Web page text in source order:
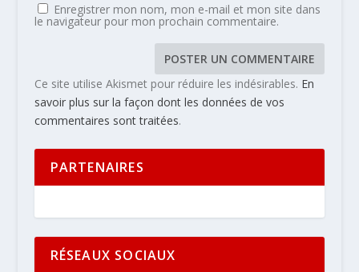
Enregistrer mon nom, mon e-mail et mon site dans
le navigateur pour mon prochain commentaire.
Ce site utilise Akismet pour réduire les indésirables. En
savoir plus sur la façon dont les données de vos
commentaires sont traitées.
PARTENAIRES
RÉSEAUX SOCIAUX